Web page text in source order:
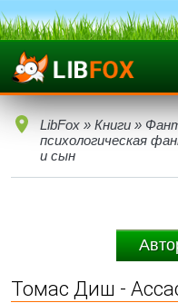
LibFox » Книги »
психологическая
и сын
Томас Диш -